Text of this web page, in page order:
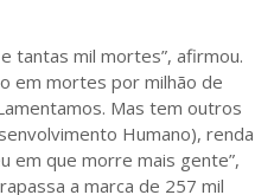
tantas mil mortes”, afirmou.
em mortes por milhão de
Mas tem outros
Humano), renda
em que morre mais gente”,
a marca de 257 mil